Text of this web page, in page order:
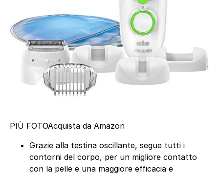
PIÙ FOTOAcquista da Amazon
Grazie alla testina oscillante, segue tutti i
contorni del corpo, per un migliore contatto
con la pelle e una maggiore efficacia e